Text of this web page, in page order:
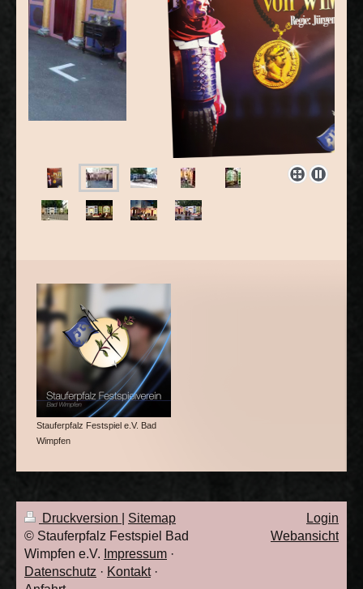
Stauferpfalz Festspiel e.V. Bad
Wimpfen
Druckversion
Sitemap
© Stauferpfalz Festspiel Bad
Wimpfen e.V. Impressum ·
Datenschutz · Kontakt·
Login
Webansicht